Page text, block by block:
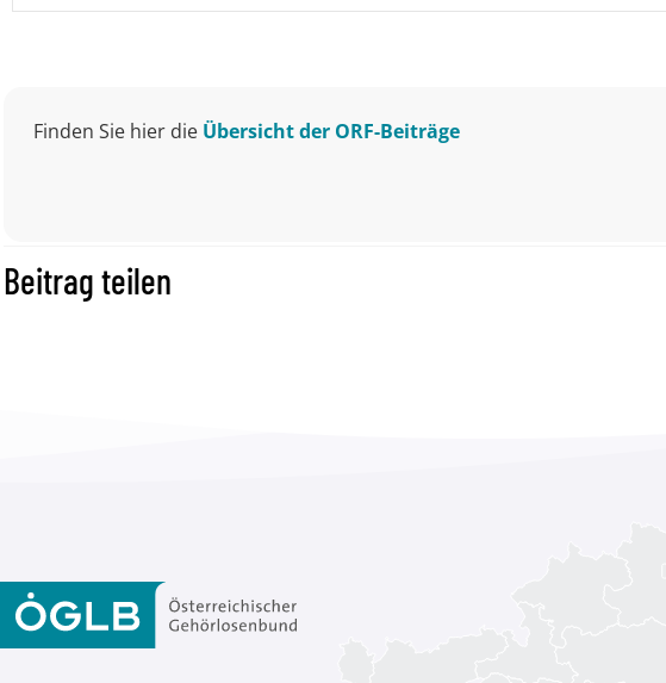
Finden Sie hier die Übersicht der ORF-Beiträge
Beitrag teilen